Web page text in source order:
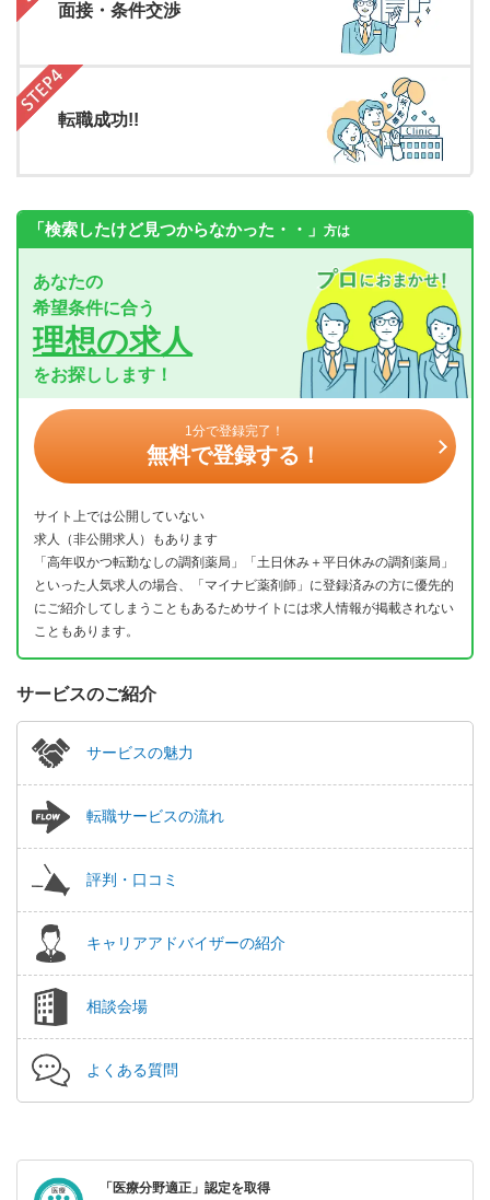
面接・条件交渉
転職成功!!
「検索したけど見つからなかった・・」 方は
あなたの
希望条件に合う
理想の求人
をお探しします！
1分で登録完了！
無料で登録する！
サイト上では公開していない
求人（非公開求人）もあります
「高年収かつ転勤なしの調剤薬局」「土日休み＋平日休みの調剤薬局」
といった人気求人の場合、「マイナビ薬剤師」に登録済みの方に優先的
にご紹介してしまうこともあるためサイトには求人情報が掲載されない
こともあります。
サービスのご紹介
サービスの魅力
転職サービスの流れ
評判・口コミ
キャリアアドバイザーの紹介
相談会場
よくある質問
「医療分野適正」認定を取得